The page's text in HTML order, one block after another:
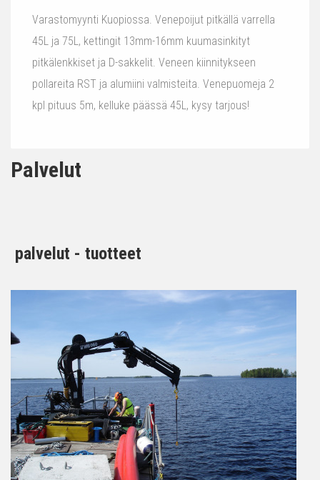
Varastomyynti Kuopiossa. Venepoijut pitkällä varrella
45L ja 75L, kettingit 13mm-16mm kuumasinkityt
pitkälenkkiset ja D-sakkelit. Veneen kiinnitykseen
pollareita RST ja alumiini valmisteita. Venepuomeja 2
kpl pituus 5m, kelluke päässä 45L, kysy tarjous!
Palvelut
palvelut - tuotteet